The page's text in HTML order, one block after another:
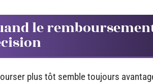
le
plus tôt semble toujours